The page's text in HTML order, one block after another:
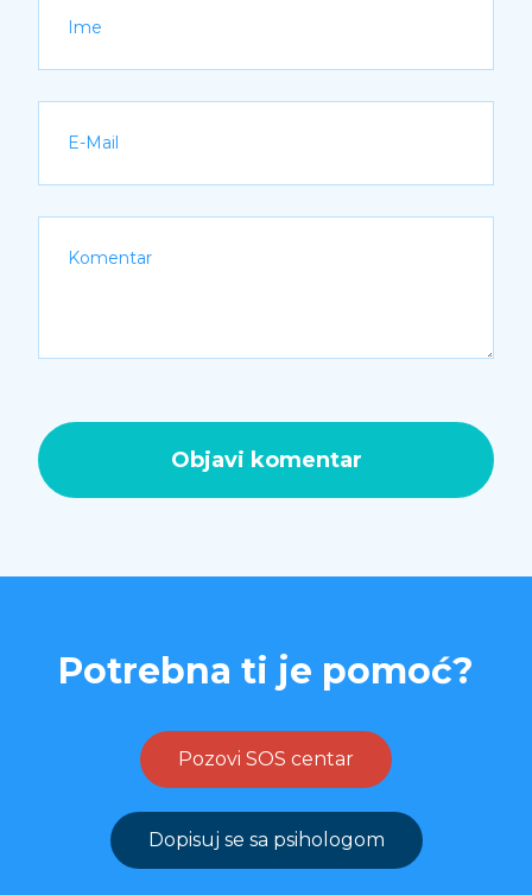
Potrebna ti je pomoć?
Pozovi SOS centar
Dopisuj se sa psihologom